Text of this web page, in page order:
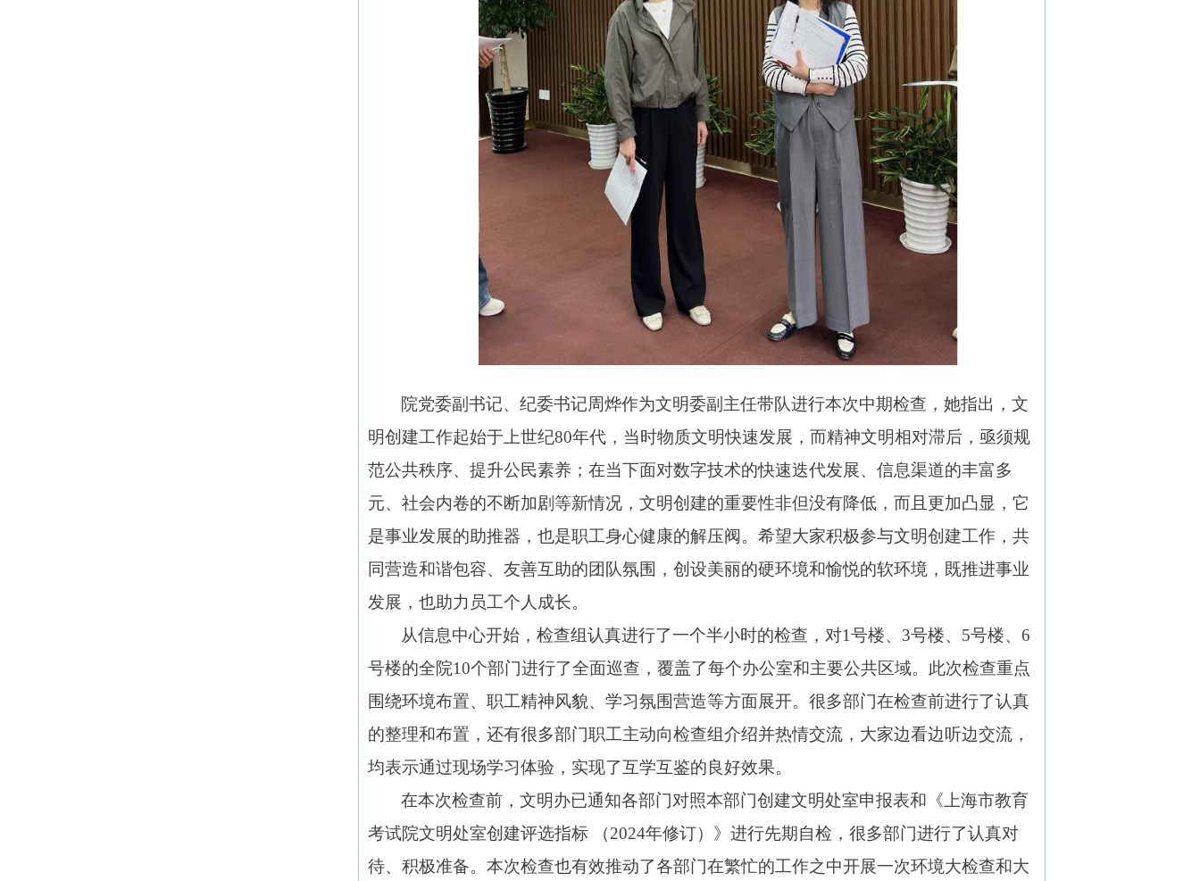
院党委副书记、纪委书记周烨作为文明委副主任带队进行本次中期检查，她指出，文
明创建工作起始于上世纪80年代，当时物质文明快速发展，而精神文明相对滞后，亟须规
范公共秩序、提升公民素养；在当下面对数字技术的快速迭代发展、信息渠道的丰富多
元、社会内卷的不断加剧等新情况，文明创建的重要性非但没有降低，而且更加凸显，它
是事业发展的助推器，也是职工身心健康的解压阀。希望大家积极参与文明创建工作，共
同营造和谐包容、友善互助的团队氛围，创设美丽的硬环境和愉悦的软环境，既推进事业
发展，也助力员工个人成长。
从信息中心开始，检查组认真进行了一个半小时的检查，对1号楼、3号楼、5号楼、6
号楼的全院10个部门进行了全面巡查，覆盖了每个办公室和主要公共区域。此次检查重点
围绕环境布置、职工精神风貌、学习氛围营造等方面展开。很多部门在检查前进行了认真
的整理和布置，还有很多部门职工主动向检查组介绍并热情交流，大家边看边听边交流，
均表示通过现场学习体验，实现了互学互鉴的良好效果。
在本次检查前，文明办已通知各部门对照本部门创建文明处室申报表和《上海市教育
考试院文明处室创建评选指标
（2024年修订）》进行先期自检，很多部门进行了认真对
待、积极准备。本次检查也有效推动了各部门在繁忙的工作之中开展一次环境大检查和大